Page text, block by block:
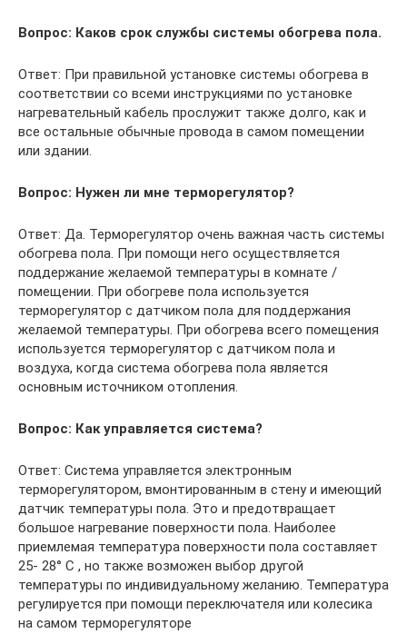
Вопрос: Каков срок службы системы обогрева пола.
Ответ: При правильной установке системы обогрева в
соответствии со всеми инструкциями по установке
нагревательный кабель прослужит также долго, как и
все остальные обычные провода в самом помещении
или здании.
Вопрос: Нужен ли мне терморегулятор?
Ответ: Да. Терморегулятор очень важная часть системы
обогрева пола. При помощи него осуществляется
поддержание желаемой температуры в комнате /
помещении. При обогреве пола используется
терморегулятор с датчиком пола для поддержания
желаемой температуры. При обогрева всего помещения
используется терморегулятор с датчиком пола и
воздуха, когда система обогрева пола является
основным источником отопления.
Вопрос: Как управляется система?
Ответ: Система управляется электронным
терморегулятором, вмонтированным в стену и имеющий
датчик температуры пола. Это и предотвращает
большое нагревание поверхности пола. Наиболее
приемлемая температура поверхности пола составляет
25- 28° C , но также возможен выбор другой
температуры по индивидуальному желанию. Температура
регулируется при помощи переключателя или колесика
на самом терморегуляторе